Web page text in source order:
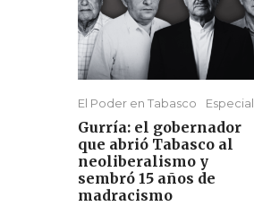
El Poder en Tabasco Especial
Gurría: el gobernador
que abrió Tabasco al
neoliberalismo y
sembró 15 años de
madracismo